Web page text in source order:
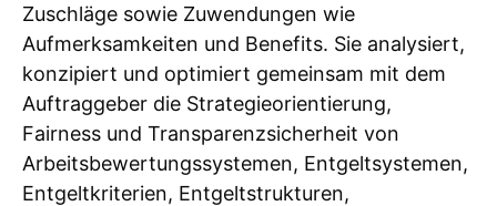
Zuschläge sowie Zuwendungen wie
Aufmerksamkeiten und Benefits. Sie analysiert,
konzipiert und optimiert gemeinsam mit dem
Auftraggeber die Strategieorientierung,
Fairness und Transparenzsicherheit von
Arbeitsbewertungssystemen, Entgeltsystemen,
Entgeltkriterien, Entgeltstrukturen,